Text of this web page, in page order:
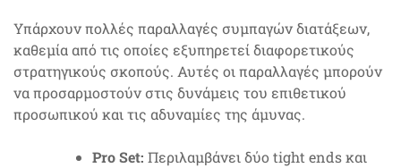
Υπάρχουν πολλές παραλλαγές συμπαγών διατάξεων,
καθεμία από τις οποίες εξυπηρετεί διαφορετικούς
στρατηγικούς σκοπούς. Αυτές οι παραλλαγές μπορούν
να προσαρμοστούν στις δυνάμεις του επιθετικού
προσωπικού και τις αδυναμίες της άμυνας.
Pro Set: Περιλαμβάνει δύο tight ends και